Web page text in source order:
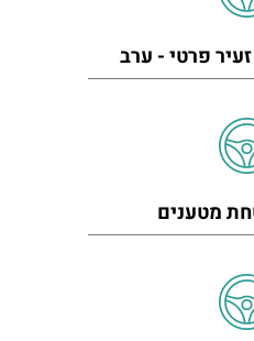
פרטי - ערב
מטענים